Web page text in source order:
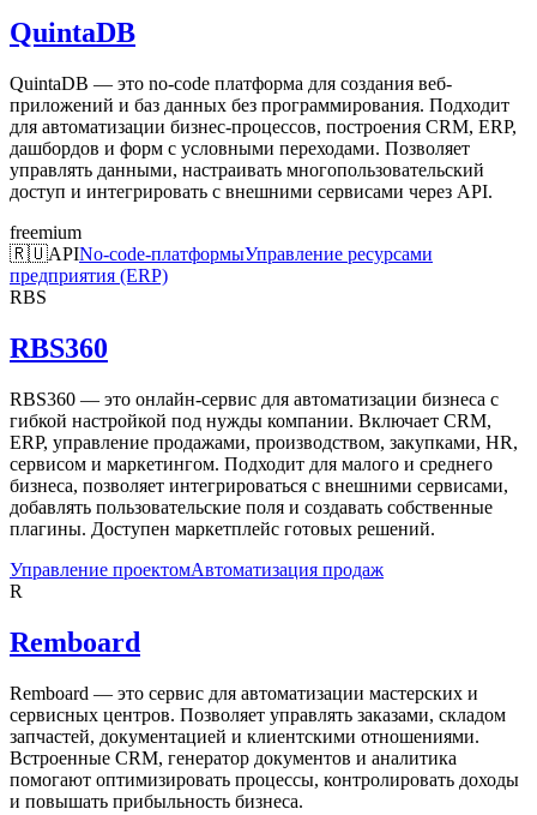
QuintaDB
QuintaDB — это no-code платформа для создания веб-
приложений и баз данных без программирования. Подходит
для автоматизации бизнес-процессов, построения CRM, ERP,
дашбордов и форм с условными переходами. Позволяет
управлять данными, настраивать многопользовательский
доступ и интегрировать с внешними сервисами через API.
freemium
🇷🇺APINo-code-платформыУправление ресурсами
предприятия (ERP)
RBS
RBS360
RBS360 — это онлайн-сервис для автоматизации бизнеса с
гибкой настройкой под нужды компании. Включает CRM,
ERP, управление продажами, производством, закупками, HR,
сервисом и маркетингом. Подходит для малого и среднего
бизнеса, позволяет интегрироваться с внешними сервисами,
добавлять пользовательские поля и создавать собственные
плагины. Доступен маркетплейс готовых решений.
Управление проектомАвтоматизация продаж
R
Remboard
Remboard — это сервис для автоматизации мастерских и
сервисных центров. Позволяет управлять заказами, складом
запчастей, документацией и клиентскими отношениями.
Встроенные CRM, генератор документов и аналитика
помогают оптимизировать процессы, контролировать доходы
и повышать прибыльность бизнеса.